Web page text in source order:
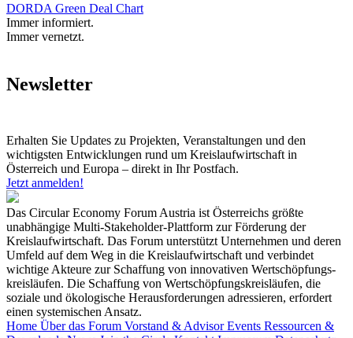
DORDA Green Deal Chart
Immer informiert.
Immer vernetzt.
Newsletter
Erhalten Sie Updates zu Projekten, Veranstaltungen und den
wichtigsten Entwicklungen rund um Kreislaufwirtschaft in
Österreich und Europa – direkt in Ihr Postfach.
Jetzt anmelden!
Das Circular Economy Forum Austria ist Österreichs größte
unabhängige Multi-Stakeholder-Plattform zur Förderung der
Kreislaufwirtschaft. Das Forum unterstützt Unternehmen und deren
Umfeld auf dem Weg in die Kreislaufwirtschaft und verbindet
wichtige Akteure zur Schaffung von innovativen Wertschöpfungs-
kreisläufen. Die Schaffung von Wertschöpfungskreisläufen, die
soziale und ökologische Herausforderungen adressieren, erfordert
einen systemischen Ansatz.
Home Über das Forum Vorstand & AdvisorEvents Ressourcen &